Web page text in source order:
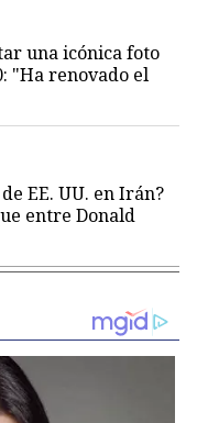
una icónica foto
"Ha renovado el
EE. UU. en Irán?
entre Donald